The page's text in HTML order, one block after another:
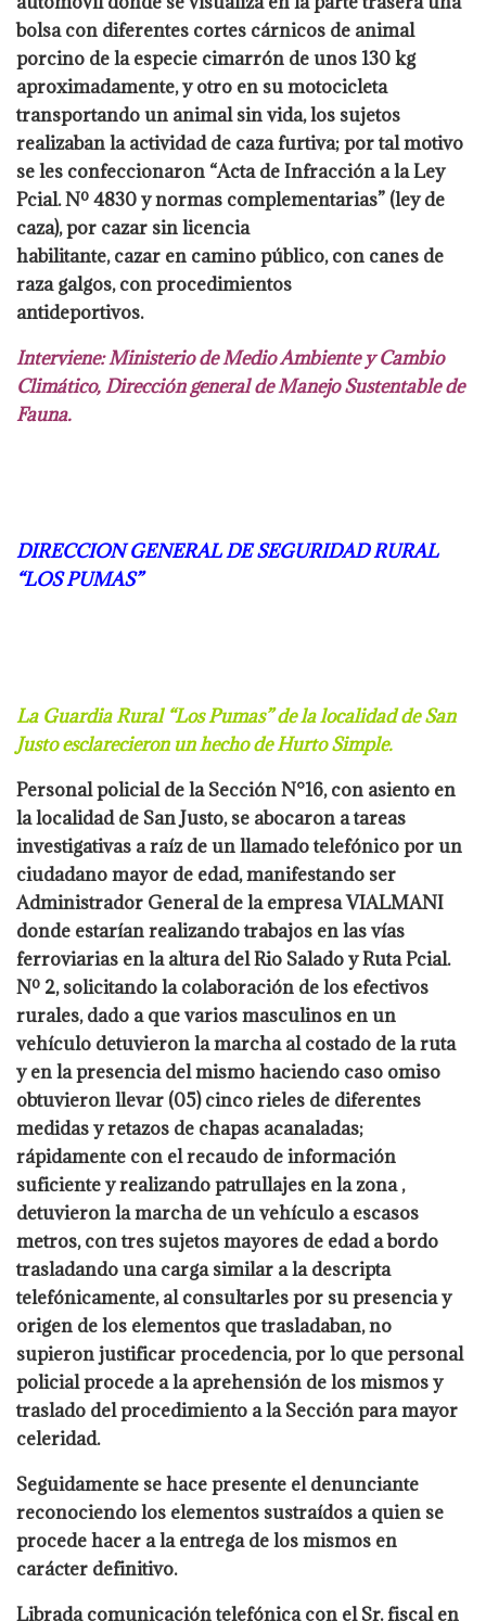
bolsa con diferentes cortes cárnicos de animal
porcino de la especie cimarrón de unos 130 kg
aproximadamente, y otro en sumotocicleta
transportando un animal sin vida, los sujetos
realizaban la actividad de caza furtiva; por tal motivo
se les confeccionaron “Acta de Infracción a la Ley
Pcial. Nº 4830 y normas complementarias” (ley de
caza), por cazar sin licencia
habilitante, cazar en camino público, con canes de
raza galgos, con procedimientos
antideportivos.
Interviene: Ministerio de Medio Ambiente y Cambio
Climático, Dirección generalde Manejo Sustentable de
Fauna.
DIRECCION GENERAL DE SEGURIDAD RURAL
“LOS PUMAS”
La Guardia Rural “Los Pumas” de la localidad de San
Justo esclarecieron un hecho de Hurto Simple.
Personal policial de la Sección N°16, con asiento en
la localidad de San Justo, se abocaron a tareas
investigativas a raíz de un llamado telefónico por un
ciudadanomayor de edad, manifestando ser
Administrador General de la empresa VIALMANI
donde estarían realizando trabajos en las vías
ferroviarias en la altura del Rio Salado y Ruta Pcial.
Nº 2, solicitando la colaboración de los efectivos
rurales, dado a que varios masculinos en un
vehículo detuvieron la marcha al costado de la ruta
y en la presencia del mismo haciendo caso omiso
obtuvieron llevar (05) cincorieles de diferentes
medidas y retazos de chapas acanaladas;
rápidamente con elrecaudo de información
suficiente y realizando patrullajes en la zona ,
detuvieronla marcha de un vehículo a escasos
metros, con tres sujetos mayores de edad abordo
trasladando una carga similar a la descripta
telefónicamente, al consultarlespor su presencia y
origen de los elementos que trasladaban, no
supieron justificarprocedencia, por lo que personal
policial procede a la aprehensión de los mismos y
traslado del procedimiento a la Sección para mayor
celeridad.
Seguidamente sehace presente el denunciante
reconociendo los elementos sustraídos a quien se
procede hacer a la entrega de los mismos en
carácter definitivo.
Libradacomunicación telefónica con el Sr. fiscal en